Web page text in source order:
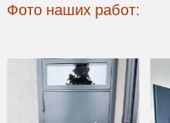
Фото наших работ: